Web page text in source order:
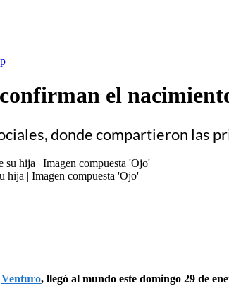
el
donde compartieron las
hija | Imagen compuesta 'Ojo'
Venturo, llegó al mundo este domingo 29 de